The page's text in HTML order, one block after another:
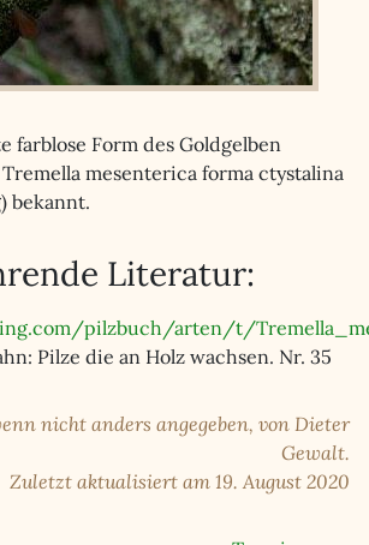
farblose Form des Goldgelben
mesenterica forma ctystalina
bekannt.
Literatur:
pilzbuch/arten/t/
Pilze die an Holz wachsen. Nr. 35
nicht anders angegeben, von Dieter
Gewalt.
Zuletzt aktualisiert am 19. August 2020